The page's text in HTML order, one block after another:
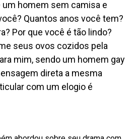
homem sem camisa e
Quantos anos você tem?
Por que você é tão lindo?
seus ovos cozidos pela
mim, sendo um homem gay
direta a mesma
com um elogio é